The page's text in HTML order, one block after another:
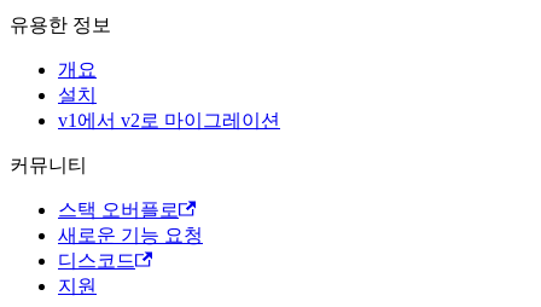
유용한 정보
개요
설치
v1에서 v2로 마이그레이션
커뮤니티
스택 오버플로
새로운 기능 요청
디스코드
지원